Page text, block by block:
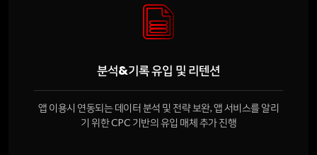
분석&기록 유입 및 리텐션
앱 이용시 연동되는 데이터 분석 및 전략 보완, 앱 서비스를 알리
기 위한 CPC 기반의 유입 매체 추가 진행